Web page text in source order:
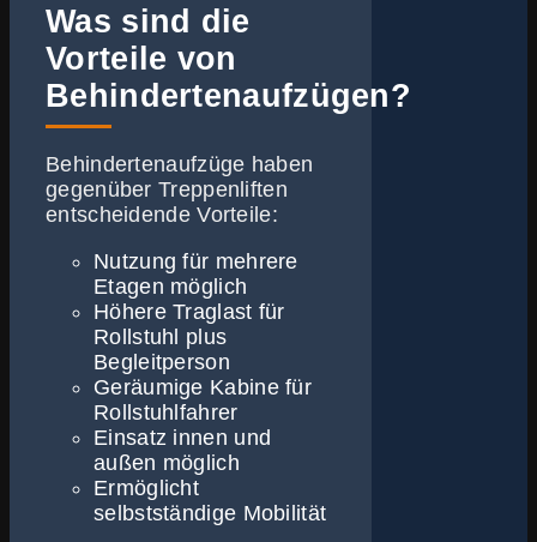
Was sind die
Vorteile von
Behindertenaufzügen?
Behindertenaufzüge haben
gegenüber Treppenliften
entscheidende Vorteile:
Nutzung für mehrere
Etagen möglich
Höhere Traglast für
Rollstuhl plus
Begleitperson
Geräumige Kabine für
Rollstuhlfahrer
Einsatz innen und
außen möglich
Ermöglicht
selbstständige Mobilität